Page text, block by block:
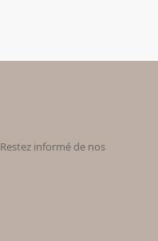
informé de nos